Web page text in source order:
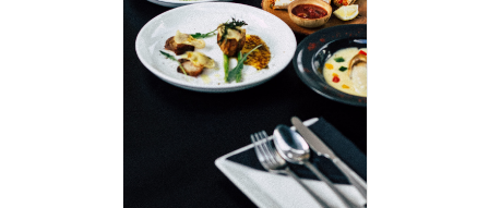
ADD TO CART
/
DETAILS